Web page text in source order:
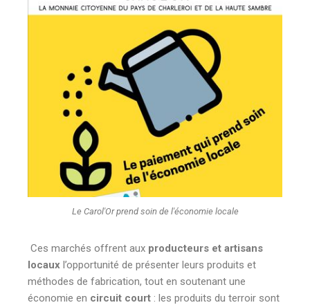
Le Carol'Or prend soin de l'économie locale
Ces marchés offrent aux producteurs et artisans
locaux l’opportunité de présenter leurs produits et
méthodes de fabrication, tout en soutenant une
économie en circuit court : les produits du terroir sont